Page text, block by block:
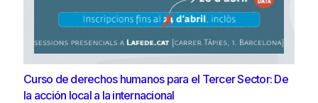
Curso de derechos humanos para el Tercer Sector: De
la acción local a la internacional